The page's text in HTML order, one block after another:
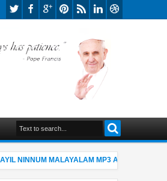
MALAYALAM MP3 AND LYRICS